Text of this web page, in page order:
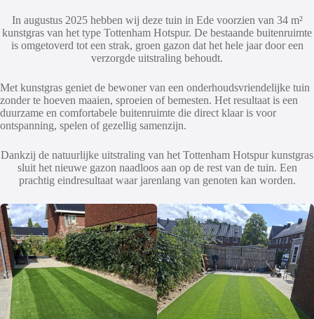
In augustus 2025 hebben wij deze tuin in Ede voorzien van 34 m²
kunstgras van het type Tottenham Hotspur. De bestaande buitenruimte
is omgetoverd tot een strak, groen gazon dat het hele jaar door een
verzorgde uitstraling behoudt.
Met kunstgras geniet de bewoner van een onderhoudsvriendelijke tuin
zonder te hoeven maaien, sproeien of bemesten. Het resultaat is een
duurzame en comfortabele buitenruimte die direct klaar is voor
ontspanning, spelen of gezellig samenzijn.
Dankzij de natuurlijke uitstraling van het Tottenham Hotspur kunstgras
sluit het nieuwe gazon naadloos aan op de rest van de tuin. Een
prachtig eindresultaat waar jarenlang van genoten kan worden.